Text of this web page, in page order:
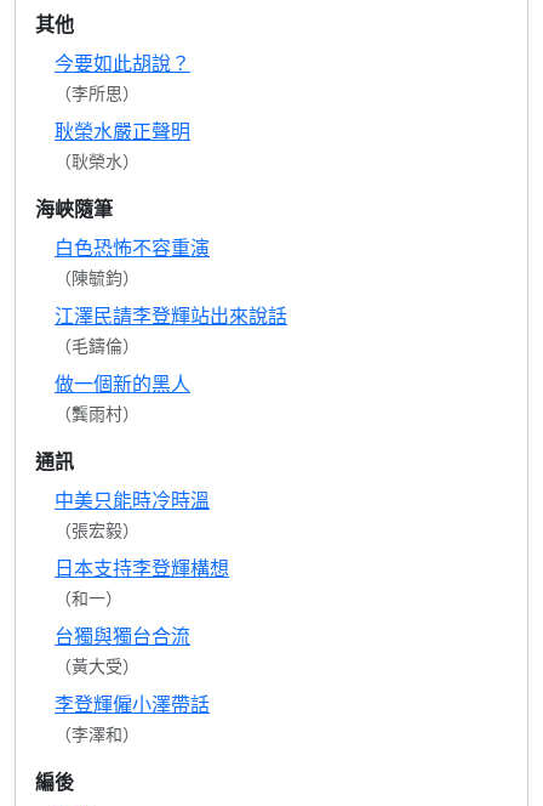
其他
今要如此胡說？
（李所思）
耿榮水嚴正聲明
（耿榮水）
海峽隨筆
白色恐怖不容重演
（陳毓鈞）
江澤民請李登輝站出來說話
（毛鑄倫）
做一個新的黑人
（龔雨村）
通訊
中美只能時冷時溫
（張宏毅）
日本支持李登輝構想
（和一）
台獨與獨台合流
（黃大受）
李登輝僱小澤帶話
（李澤和）
編後